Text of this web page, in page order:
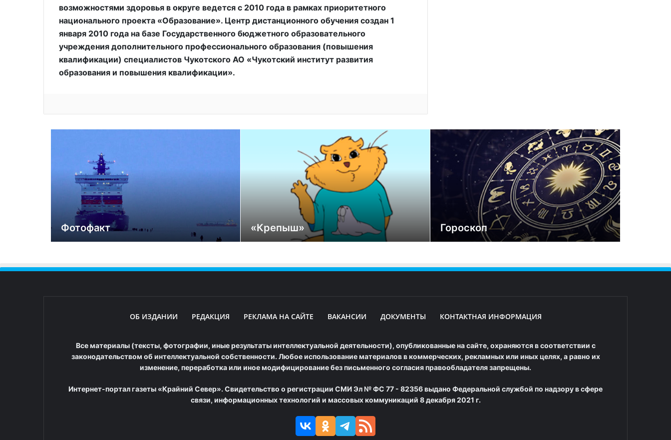
возможностями здоровья в округе ведется с 2010 года в рамках приоритетного
национального проекта «Образование». Центр дистанционного обучения создан 1
января 2010 года на базе Государственного бюджетного образовательного
учреждения дополнительного профессионального образования (повышения
квалификации) специалистов Чукотского АО «Чукотский институт развития
образования и повышения квалификации».
Фотофакт «Крепыш» Гороскоп
ОБ ИЗДАНИИ РЕДАКЦИЯ РЕКЛАМА НА САЙТЕ ВАКАНСИИ ДОКУМЕНТЫ КОНТАКТНАЯ ИНФОРМАЦИЯ
Все материалы (тексты, фотографии, иные результаты интеллектуальной деятельности), опубликованные на сайте, охраняются в соответствии с
законодательством об интеллектуальной собственности. Любое использование материалов в коммерческих, рекламных или иных целях, а равно их
изменение, переработка или иное модифицирование без письменного согласия правообладателя запрещены.
Интернет-портал газеты «Крайний Север». Свидетельство о регистрации СМИ Эл № ФС 77 - 82356 выдано Федеральной службой по надзору в сфере
связи, информационных технологий и массовых коммуникаций 8 декабря 2021 г.